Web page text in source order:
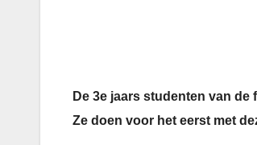
De 3e jaars studenten van
Ze doen voor het eerst met